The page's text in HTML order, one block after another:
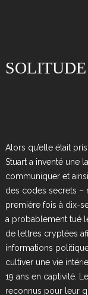
SOLITUDE
Alors qu’elle était
Stuart a inventé une
communiquer et
des codes secrets –
première fois à dix-
a probablement tué
de lettres cryptées
informations
cultiver une vie
19 ans en captivité.
reconnus pour leur